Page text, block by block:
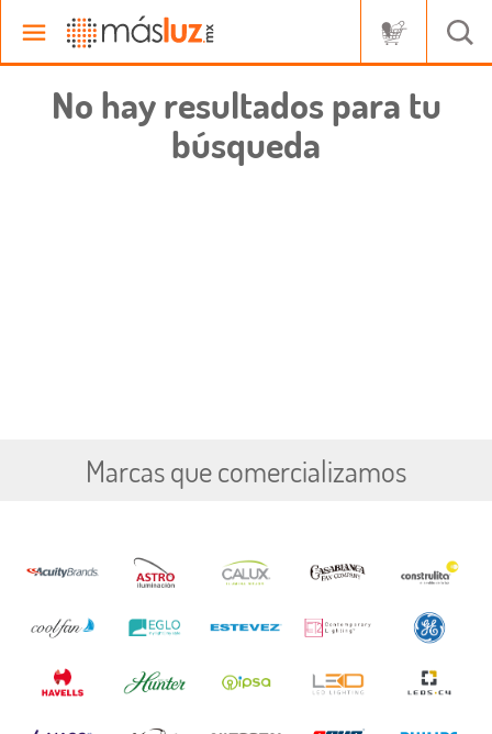
No hay resultados para tu
búsqueda
Marcas que comercializamos